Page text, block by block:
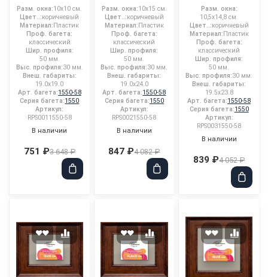
Разм. окна:10x10 см.
Цвет..:коричневый
Материал:Пластик
Проф. багета:
классический
Шир. профиля:
50 мм.
Выс. профиля:30 мм.
Внеш. габариты:
19.0x19.0
Арт. багета:1550-58
Серия багета:1550
Артикул:
RPS0011550-58
В наличии
751 ₽3 648 ₽
Разм. окна:10x15 см.
Цвет..:коричневый
Материал:Пластик
Проф. багета:
классический
Шир. профиля:
50 мм.
Выс. профиля:30 мм.
Внеш. габариты:
19.0x24.0
Арт. багета:1550-58
Серия багета:1550
Артикул:
RPS0021550-58
В наличии
847 ₽4 082 ₽
Разм. окна:
10,5x14,8 см.
Цвет..:коричневый
Материал:Пластик
Проф. багета:
классический
Шир. профиля:
50 мм.
Выс. профиля:30 мм.
Внеш. габариты:
19.5x23.8
Арт. багета:1550-58
Серия багета:1550
Артикул:
RPS0031550-58
В наличии
839 ₽4 052 ₽